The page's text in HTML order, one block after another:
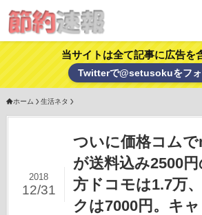
当サイトは全て記事に広告を
Twitterで@setusokuをフ
ホーム 生活ネタ
ついに価格コム
が送料込み2500
方ドコモは1.7万
クは7000円。キ
2018
12/31